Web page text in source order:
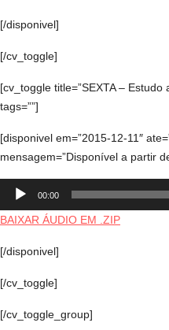
[/disponivel]
[/cv_toggle]
[cv_toggle title=”SEXTA –
tags=””]
[disponivel em=”2015-12-11″
mensagem=”Disponível a partir
Tocador
áudio
00:00
BAIXAR ÁUDIO EM .ZIP
[/disponivel]
[/cv_toggle]
[/cv_toggle_group]